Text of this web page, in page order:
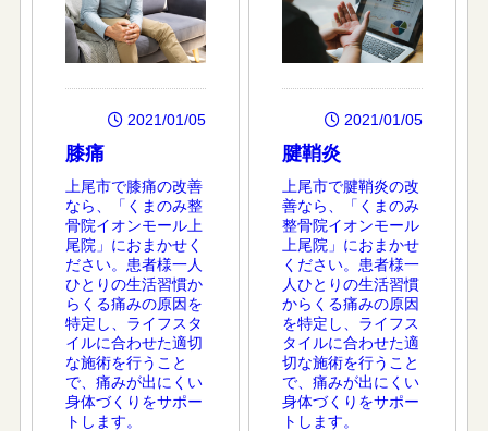
2021/01/05
膝痛
上尾市で膝痛の改善
なら、「くまのみ整
骨院イオンモール上
尾院」におまかせく
ださい。患者様一人
ひとりの生活習慣か
らくる痛みの原因を
特定し、ライフスタ
イルに合わせた適切
な施術を行うこと
で、痛みが出にくい
身体づくりをサポー
トします。
2021/01/05
腱鞘炎
上尾市で腱鞘炎の改
善なら、「くまのみ
整骨院イオンモール
上尾院」におまかせ
ください。患者様一
人ひとりの生活習慣
からくる痛みの原因
を特定し、ライフス
タイルに合わせた適
切な施術を行うこと
で、痛みが出にくい
身体づくりをサポー
トします。